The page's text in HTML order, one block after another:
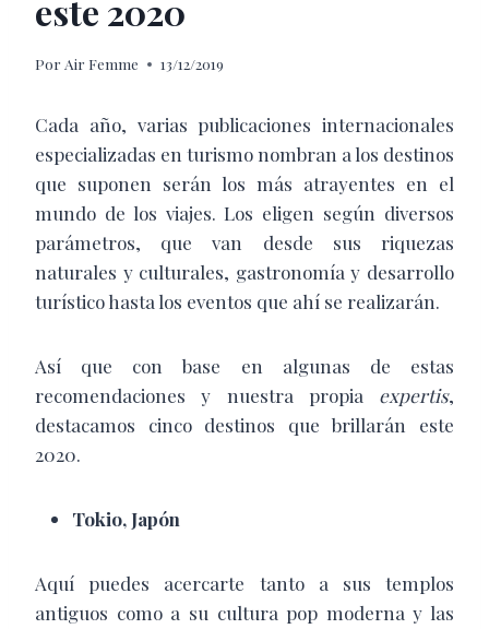
este 2020
Por Air Femme 13/12/2019
Cada año, varias publicaciones internacionales
especializadas en turismo nombran a los destinos
que suponen serán los más atrayentes en el
mundo de los viajes. Los eligen según diversos
parámetros, que van desde sus riquezas
naturales y culturales, gastronomía y desarrollo
turístico hasta los eventos que ahí se realizarán.
Así que con base en algunas de estas
recomendaciones y nuestra propia expertis,
destacamos cinco destinos que brillarán este
2020.
Tokio, Japón
Aquí puedes acercarte tanto a sus templos
antiguos como a su cultura pop moderna y las